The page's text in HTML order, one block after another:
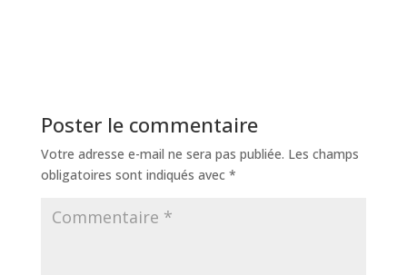
Poster le commentaire
Votre adresse e-mail ne sera pas publiée. Les champs
obligatoires sont indiqués avec *